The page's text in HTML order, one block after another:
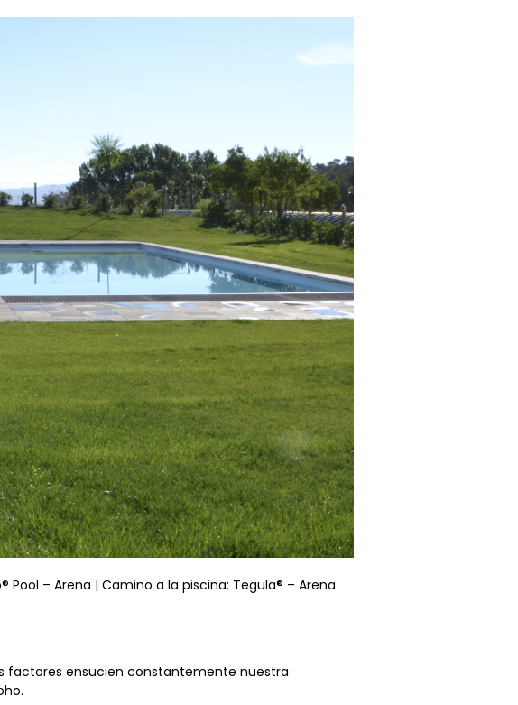
– Arena | Camino a la piscina: Tegula® – Arena
factores ensucien constantemente nuestra